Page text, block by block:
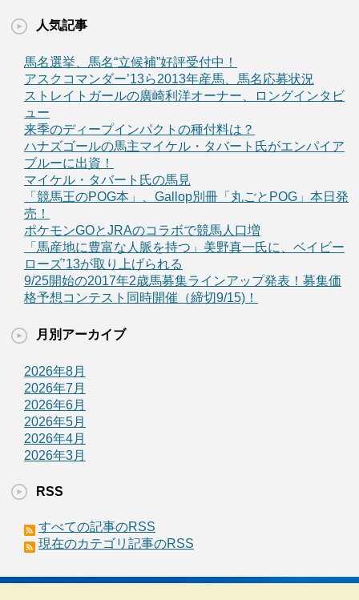
人気記事
馬名選挙、馬名“立候補”好評受付中！
アスクコマンダー’13ら2013年産馬、馬名応募状況
ストレイトガールの廣崎利洋オーナー、ロングインタビ
ュー
来季のディープインパクトの種付料は？
ハナズゴールの馬主マイケル・タバート氏がエンパイア
ブルーに出資！
マイケル・タバート氏の馬見
「競馬王のPOG本」、Gallop別冊「丸ごとPOG」本日発
売！
ポケモンGOとJRAのコラボで競馬人口増
「馬産地に豊富な人脈を持つ」美野真一氏に、ベイビー
ローズ’13が取り上げられる
9/25開始の2017年2歳馬募集ラインアップ発表！募集価
格予想コンテスト同時開催（締切9/15)！
月別アーカイブ
2026年8月
2026年7月
2026年6月
2026年5月
2026年4月
2026年3月
RSS
すべての記事のRSS
現在のカテゴリ記事のRSS